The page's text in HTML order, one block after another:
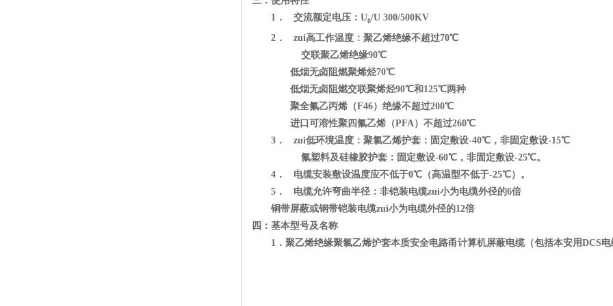
1．
交流额定电压：U0/U 300/500KV
2．
zui高工作温度：聚乙烯绝缘不超过70℃
交联聚乙烯绝缘90℃
低烟无卤阻燃聚烯烃70℃
低烟无卤阻燃交联聚烯烃90℃和125℃两种
聚全氟乙丙烯（F46）绝缘不超过200℃
进口可溶性聚四氟乙烯（PFA）不超过260℃
3．
zui低环境温度：聚氯乙烯护套：固定敷设-40℃，非固定敷设-15℃
氟塑料及硅橡胶护套：固定敷设-60℃，非固定敷设-25℃。
4．
电缆安装敷设温度应不低于0℃（高温型不低于-25℃）。
5．
电缆允许弯曲半径：非铠装电缆zui小为电缆外径的6倍
铜带屏蔽或钢带铠装电缆zui小为电缆外径的12倍
四：基本型号及名称
1．聚乙烯绝缘聚氯乙烯护套本质安全电路甬计算机屏蔽电缆（包括本安用DCS电